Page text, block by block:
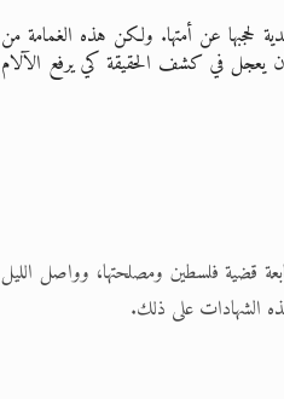
لحجبها عن أمتها. ولكن هذه الغمامة من
يعجل في كشف الحقيقة كي يرفع الآلام
قضية فلسطين ومصلحتها، وواصل الليل
الشهادات على ذلك.